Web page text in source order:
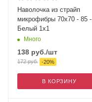
Наволочка из страйп
микрофибры 70х70 - 85 -
Белый 1х1
Много
138 руб./шт
172руб. -20%
В КОРЗИНУ